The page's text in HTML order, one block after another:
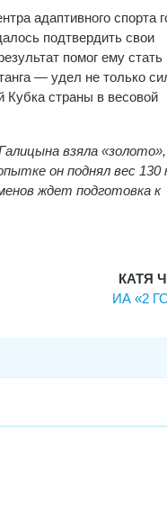
адаптивного спорта
подтвердить свои
помог ему стать
— удел не только
Кубка страны в весовой
взяла «золото»,
он поднял вес 130
ждет подготовка к
КАТЯ
ИА «2